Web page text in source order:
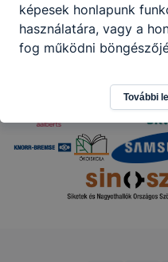
képesek honlapunk
használatára, vagy a
fog működni
További